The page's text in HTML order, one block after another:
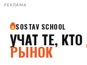
РЕКЛАМА